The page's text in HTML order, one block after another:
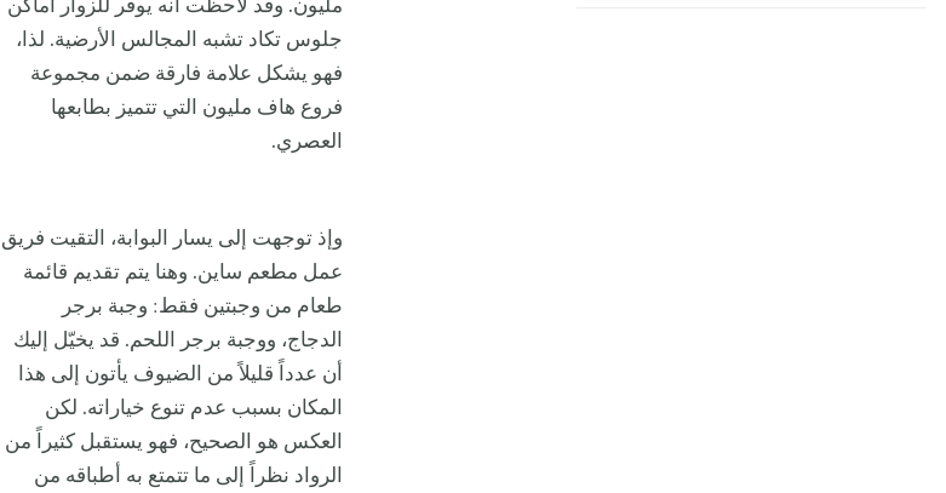
مليون. وقد لاحظت أنه يوفر للزوار أماكن
جلوس تكاد تشبه المجالس الأرضية. لذا،
فهو يشكل علامة فارقة ضمن مجموعة
فروع هاف مليون التي تتميز بطابعها
العصري.
وإذ توجهت إلى يسار البوابة، التقيت فريق
عمل مطعم ساين. وهنا يتم تقديم قائمة
طعام من وجبتين فقط: وجبة برجر
الدجاج، ووجبة برجر اللحم. قد يخيّل إليك
أن عدداً قليلاً من الضيوف يأتون إلى هذا
المكان بسبب عدم تنوع خياراته. لكن
العكس هو الصحيح، فهو يستقبل كثيراً من
الرواد نظراً إلى ما تتمتع به أطباقه من